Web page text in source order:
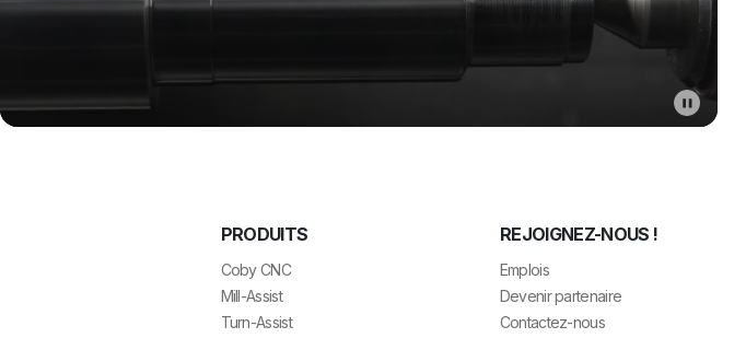
PRODUITS
Coby CNC
Mill-Assist
Turn-Assist
REJOIGNEZ-NOUS !
Emplois
Devenir partenaire
Contactez-nous